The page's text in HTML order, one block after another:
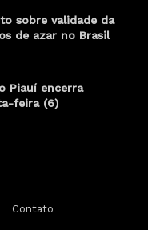
sobre validade da
de azar no Brasil
Piauí encerra
feira (6)
Contato